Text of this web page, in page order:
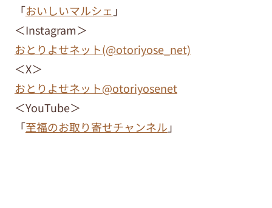
「おいしいマルシェ 」
＜Instagram＞
おとりよせネット(@otoriyose_net)
＜X＞
おとりよせネット@otoriyosenet
＜YouTube＞
「至福のお取り寄せチャンネル 」